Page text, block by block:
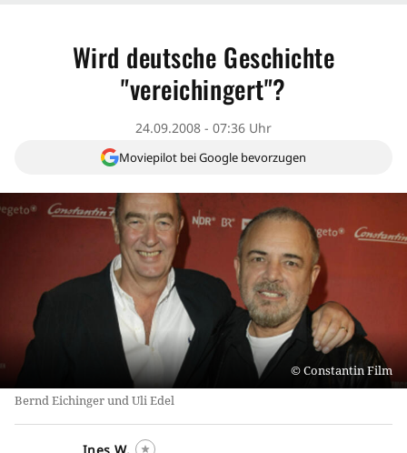
Wird deutsche Geschichte
"vereichingert"?
24.09.2008 - 07:36 Uhr
Moviepilot bei Google bevorzugen
Constantin Film
Bernd Eichinger und Uli Edel
Ines W.